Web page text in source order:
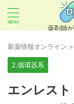
薬剤師
あいまい検索
ていませんの
新薬情報オンライン >
2.循環器系
エンレス